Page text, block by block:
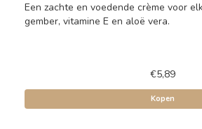
Een zachte en voedende crème voor
gember, vitamine E en aloë vera.
€5,89
Kopen